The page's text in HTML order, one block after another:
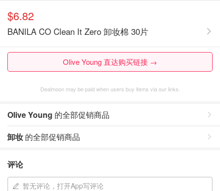
$6.82
BANILA CO Clean It Zero 卸妆棉 30片
Olive Young 直达购买链接 →
Dealmoon may be paid when users buy items via our links.
Olive Young 的全部促销商品
卸妆 的全部促销商品
评论
暂无评论，打开App写评论